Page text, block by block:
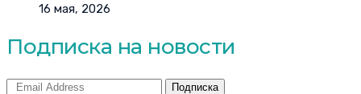
16 мая, 2026
Подписка на новости
Подписка